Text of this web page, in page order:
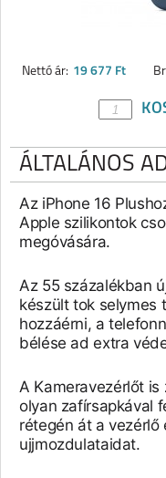
Nettó ár: 19 677 Ft
ÁLTALÁNOS
Az iPhone 16
Apple szilikontok
megóvására.
Az 55 százalékban
készült tok selymes
hozzáérni, a
bélése ad extra
A Kameravezérlőt
olyan zafírsapkával
rétegén át a vezérlő
ujjmozdulataidat.